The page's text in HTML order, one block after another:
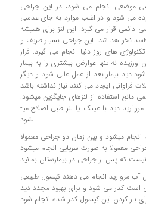
موضعي انجام مي شود، در این جراحی
مي شود و در اغلب موارد به جاي عدسي
قرار می گیرد. اين لنز براي هميشه
نخواهد شد. اين جراحي بسیار ظریف و
های روز دنیا انجام مي گیرد. قرار
نه تنها عوارض بيشتري را به بيمار
ديد بيمار بعد از عمل عالی شود و دیگر
مانع استفاده از لنزهای جایگزین می­شود.
دید با عینک یا لنز طبی اصلاح می­
شود.
می­شود و بین زمان دو جراحی معمولا
معمولا به صورت سرپایی انجام می­شود
آب مرواريد انجام می دهند كپسول طبيعي
كدر مي شود و برای بهبود مجدد دید